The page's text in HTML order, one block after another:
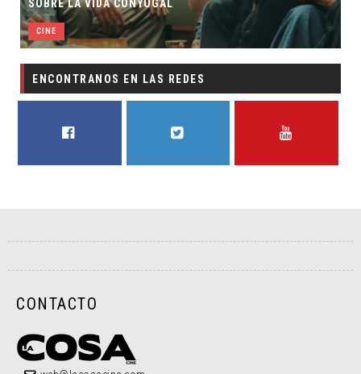
SOBRE LA VIDA CONYUGAL
CINE
ENCONTRANOS EN LAS REDES
CONTACTO